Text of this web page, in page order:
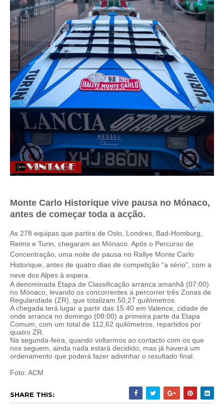
Monte Carlo Historique vive pausa no Mónaco,
antes de começar toda a acção.
As 278 equipas que partira de Oslo, Londres, Bad-Homburg,
Reims e Turin, chegaram ao Mónaco. Após o Percurso de
Concentração, uma noite de pausa no Rallye Monte Carlo
Historique, antes de quatro dias de competição “a sério”, com a
neve dos Alpes à espera.
A denominada Etapa de Classificação arranca amanhã (07:00)
no Mónaco, levando os concorrentes a percorrer três Zonas de
Regularidade (ZR), que totalizam 50,27 quilómetros.
A chegada terá lugar a partir das 15:40 em Valence, cidade de
onde arranca no domingo (08:00) a primeira parte da Etapa
Comum, com um total de 112,62 quilómetros, repartidos por
quatro ZR.
Na segunda-feira, quando voltarmos ao contacto com os que
nos seguem, ainda nada estará decidido, mas já haverá um
ordenamento que poderá fazer adivinhar o resultado final.
Foto: ACM
SHARE THIS: